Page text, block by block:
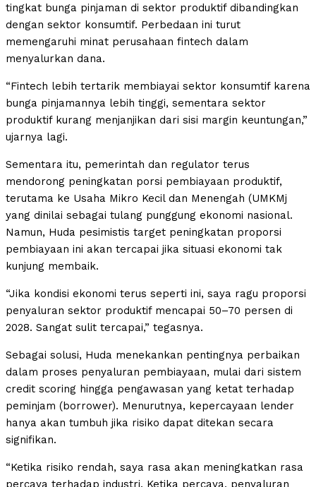
tingkat bunga pinjaman di sektor produktif dibandingkan
dengan sektor konsumtif. Perbedaan ini turut
memengaruhi minat perusahaan fintech dalam
menyalurkan dana.
“Fintech lebih tertarik membiayai sektor konsumtif karena
bunga pinjamannya lebih tinggi, sementara sektor
produktif kurang menjanjikan dari sisi margin keuntungan,”
ujarnya lagi.
Sementara itu, pemerintah dan regulator terus
mendorong peningkatan porsi pembiayaan produktif,
terutama ke Usaha Mikro Kecil dan Menengah (UMKMj
yang dinilai sebagai tulang punggung ekonomi nasional.
Namun, Huda pesimistis target peningkatan proporsi
pembiayaan ini akan tercapai jika situasi ekonomi tak
kunjung membaik.
“Jika kondisi ekonomi terus seperti ini, saya ragu proporsi
penyaluran sektor produktif mencapai 50–70 persen di
2028. Sangat sulit tercapai,” tegasnya.
Sebagai solusi, Huda menekankan pentingnya perbaikan
dalam proses penyaluran pembiayaan, mulai dari sistem
credit scoring hingga pengawasan yang ketat terhadap
peminjam (borrower). Menurutnya, kepercayaan lender
hanya akan tumbuh jika risiko dapat ditekan secara
signifikan.
“Ketika risiko rendah, saya rasa akan meningkatkan rasa
percaya terhadap industri. Ketika percaya, penyaluran